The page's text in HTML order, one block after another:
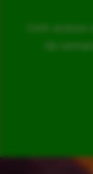
Com
da